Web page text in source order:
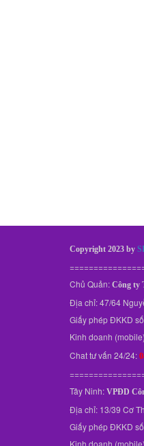
Copyright 2023 by
Chủ Quản: Công ty
Địa chỉ: 47/64
Giấy phép ĐKKD
Kinh doanh
Chat tư vấn 24/24:
Tây Ninh: VPĐD
Địa chỉ: 13/39 Cơ
Giấy phép ĐKKD
Kinh doanh